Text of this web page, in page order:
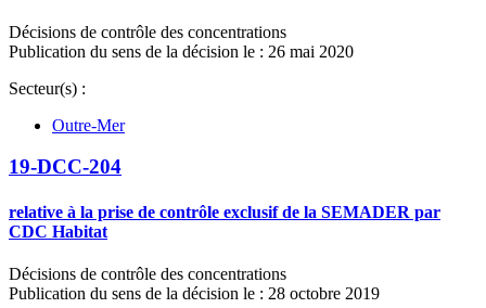
Décisions de contrôle des concentrations
Publication du sens de la décision le : 26 mai 2020
Secteur(s) :
Outre-Mer
19-DCC-204
relative à la prise de contrôle exclusif de la SEMADER par
CDC Habitat
Décisions de contrôle des concentrations
Publication du sens de la décision le : 28 octobre 2019